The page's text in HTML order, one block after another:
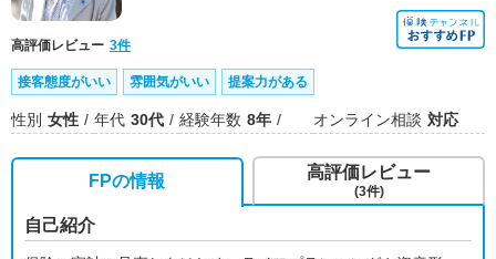
高評価レビュー 3件
接客態度がいい 雰囲気がいい 提案力がある
性別 女性 年代 30代 経験年数 8年 オンライン相談 対応
FPの情報
自己紹介
高評価レビュー
(3件)